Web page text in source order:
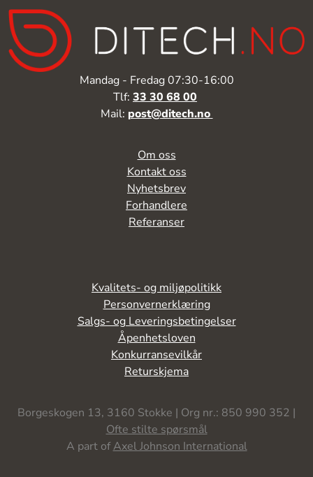
Mandag - Fredag 07:30-16:00
Tlf: 33 30 68 00
Mail: post@ditech.no
Kvalitets- og miljøpolitikk
Personvernerklæring
Salgs- og Leveringsbetingelser
Åpenhetsloven
Konkurransevilkår
Returskjema
Om oss
Kontakt oss
Nyhetsbrev
Forhandlere
Referanser
Borgeskogen 13, 3160 Stokke | Org nr.: 850 990 352 |
Ofte stilte spørsmål
A part ofAxel Johnson International